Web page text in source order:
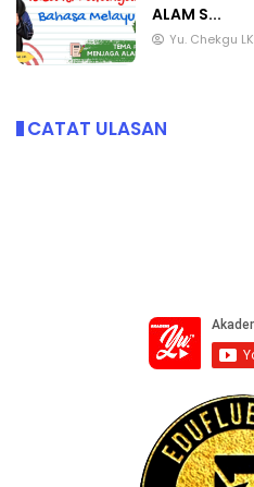
ALAM S...
Yu. Chekgu LK
CATAT ULASAN